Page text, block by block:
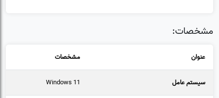
مشخصات:
عنوان مشخصات
سیستم عامل Windows 11